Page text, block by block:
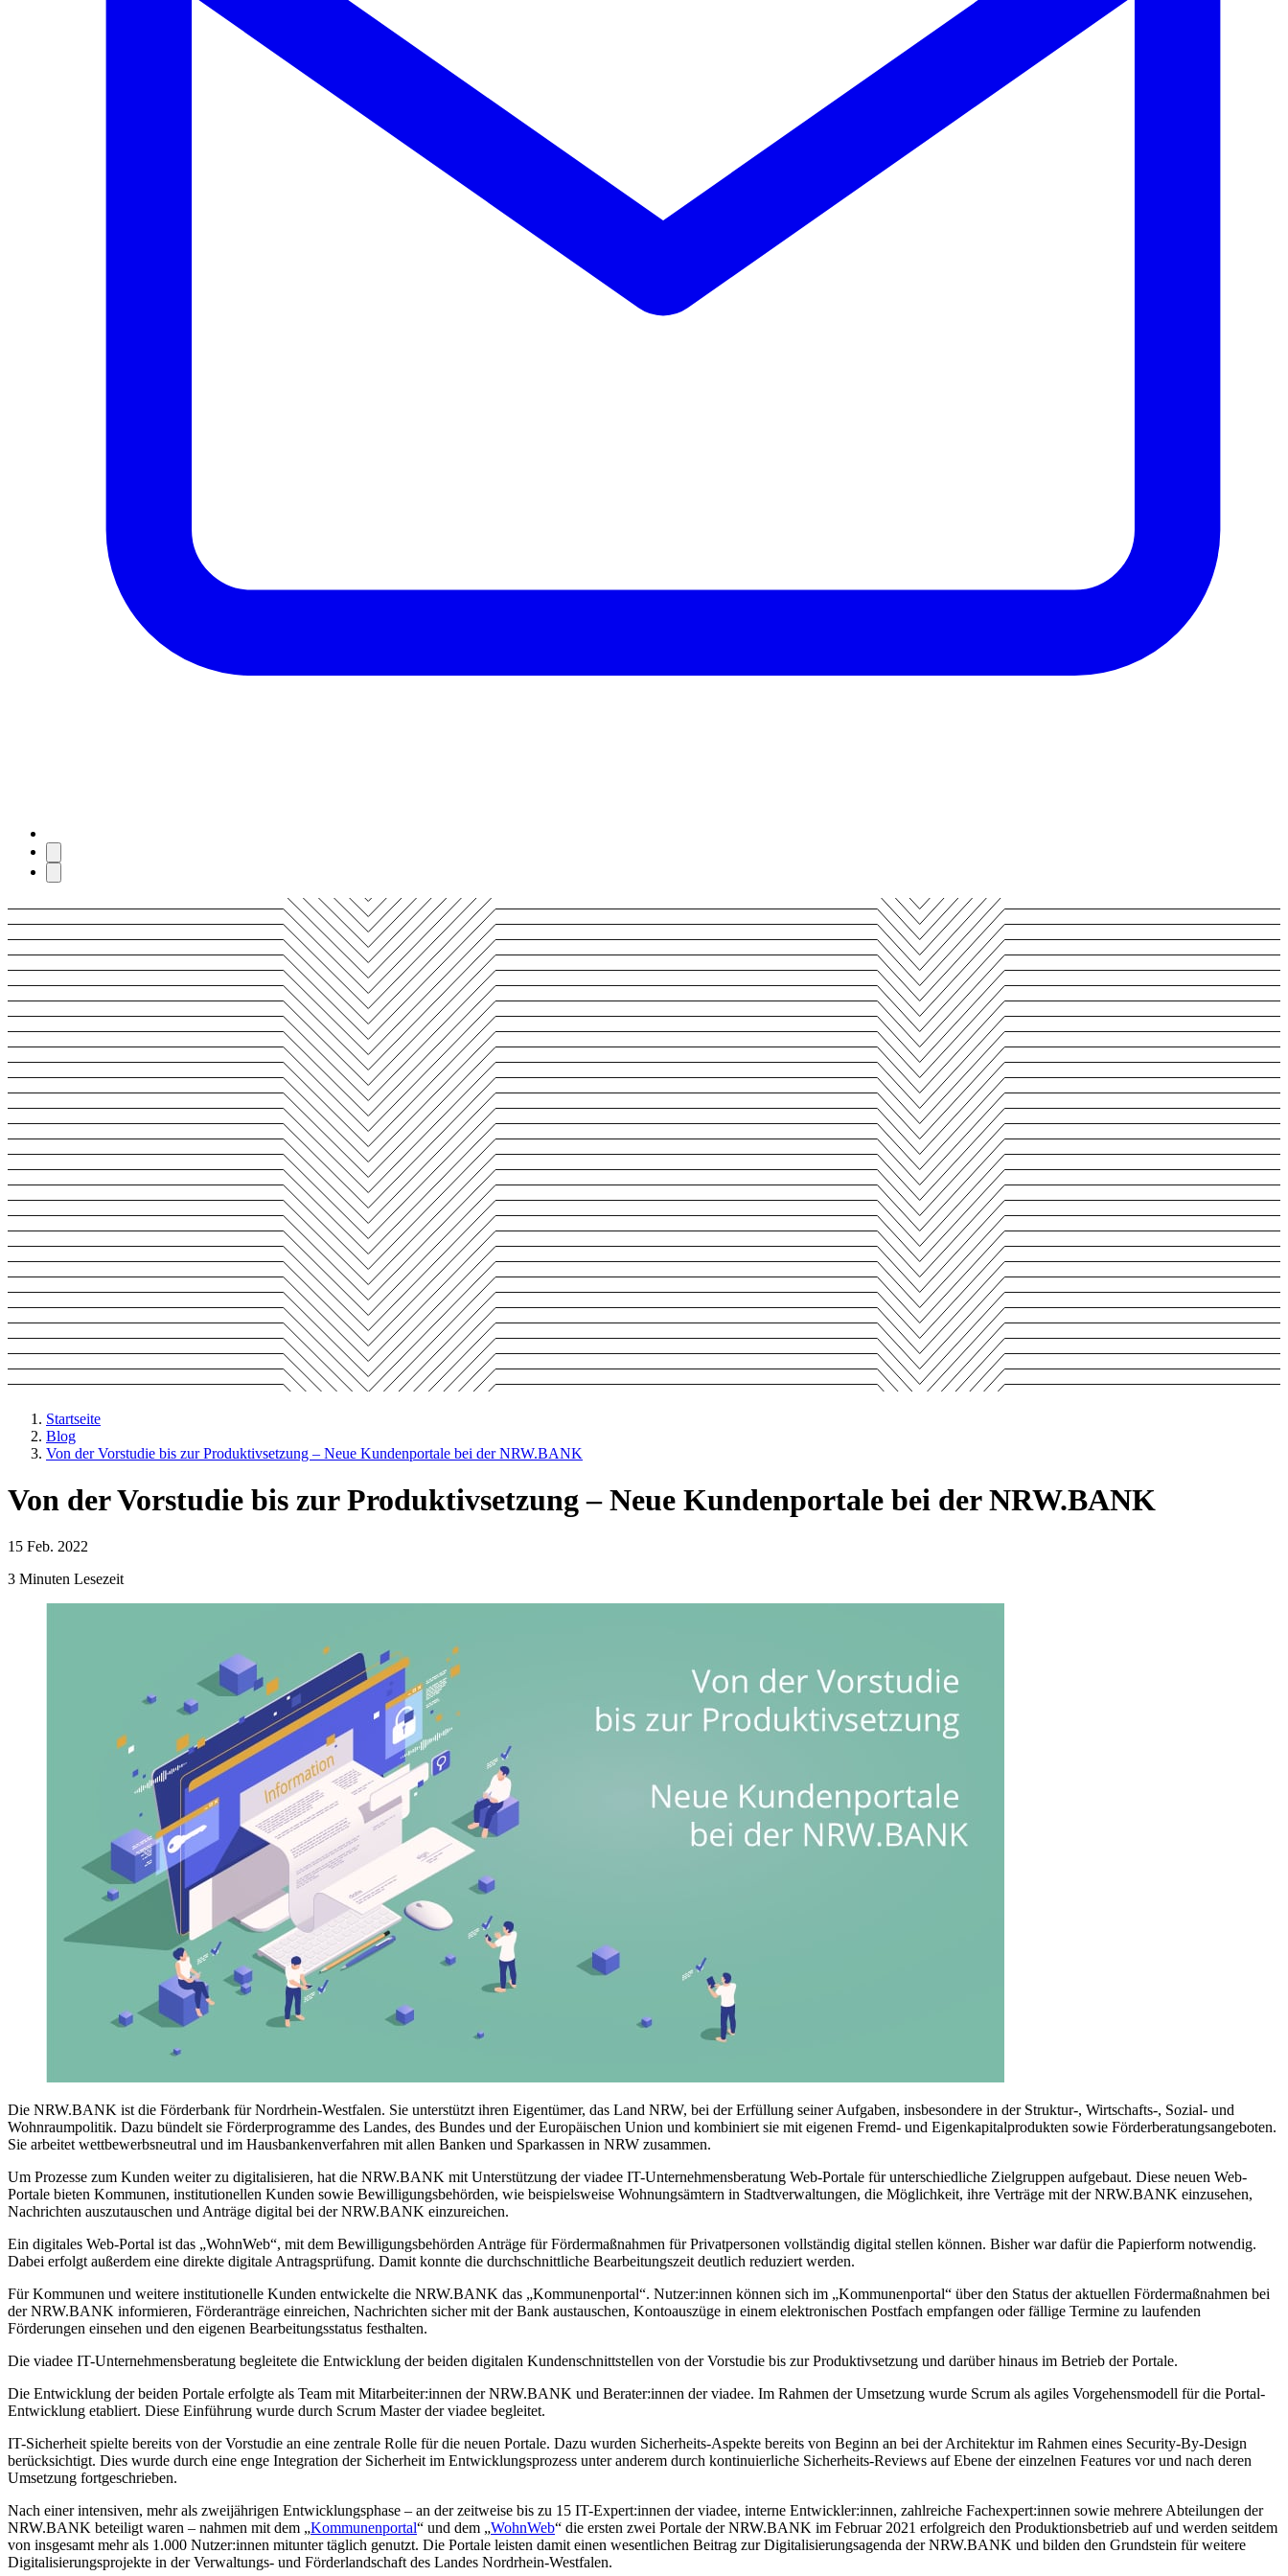
Startseite
Blog
Von der Vorstudie bis zur Produktivsetzung – Neue Kundenportale bei der NRW.BANK
Von der Vorstudie bis zur Produktivsetzung – Neue Kundenportale bei der NRW.BANK
15 Feb. 2022
3 Minuten Lesezeit
Die NRW.BANK ist die Förderbank für Nordrhein-Westfalen. Sie unterstützt ihren Eigentümer, das Land NRW, bei der Erfüllung seiner Aufgaben, insbesondere in der Struktur-, Wirtschafts-, Sozial- und
Wohnraumpolitik. Dazu bündelt sie Förderprogramme des Landes, des Bundes und der Europäischen Union und kombiniert sie mit eigenen Fremd- und Eigenkapitalprodukten sowie Förderberatungsangeboten.
Sie arbeitet wettbewerbsneutral und im Hausbankenverfahren mit allen Banken und Sparkassen in NRW zusammen.
Um Prozesse zum Kunden weiter zu digitalisieren, hat die NRW.BANK mit Unterstützung der viadee IT-Unternehmensberatung Web-Portale für unterschiedliche Zielgruppen aufgebaut. Diese neuen Web-
Portale bieten Kommunen, institutionellen Kunden sowie Bewilligungsbehörden, wie beispielsweise Wohnungsämtern in Stadtverwaltungen, die Möglichkeit, ihre Verträge mit der NRW.BANK einzusehen,
Nachrichten auszutauschen und Anträge digital bei der NRW.BANK einzureichen.
Ein digitales Web-Portal ist das „WohnWeb“, mit dem Bewilligungsbehörden Anträge für Fördermaßnahmen für Privatpersonen vollständig digital stellen können. Bisher war dafür die Papierform notwendig.
Dabei erfolgt außerdem eine direkte digitale Antragsprüfung. Damit konnte die durchschnittliche Bearbeitungszeit deutlich reduziert werden.
Für Kommunen und weitere institutionelle Kunden entwickelte die NRW.BANK das „Kommunenportal“. Nutzer:innen können sich im „Kommunenportal“ über den Status der aktuellen Fördermaßnahmen bei
der NRW.BANK informieren, Förderanträge einreichen, Nachrichten sicher mit der Bank austauschen, Kontoauszüge in einem elektronischen Postfach empfangen oder fällige Termine zu laufenden
Förderungen einsehen und den eigenen Bearbeitungsstatus festhalten.
Die viadee IT-Unternehmensberatung begleitete die Entwicklung der beiden digitalen Kundenschnittstellen von der Vorstudie bis zur Produktivsetzung und darüber hinaus im Betrieb der Portale.
Die Entwicklung der beiden Portale erfolgte als Team mit Mitarbeiter:innen der NRW.BANK und Berater:innen der viadee. Im Rahmen der Umsetzung wurde Scrum als agiles Vorgehensmodell für die Portal-
Entwicklung etabliert. Diese Einführung wurde durch Scrum Master der viadee begleitet.
IT-Sicherheit spielte bereits von der Vorstudie an eine zentrale Rolle für die neuen Portale. Dazu wurden Sicherheits-Aspekte bereits von Beginn an bei der Architektur im Rahmen eines Security-By-Design
berücksichtigt. Dies wurde durch eine enge Integration der Sicherheit im Entwicklungsprozess unter anderem durch kontinuierliche Sicherheits-Reviews auf Ebene der einzelnen Features vor und nach deren
Umsetzung fortgeschrieben.
Nach einer intensiven, mehr als zweijährigen Entwicklungsphase – an der zeitweise bis zu 15 IT-Expert:innen der viadee, interne Entwickler:innen, zahlreiche Fachexpert:innen sowie mehrere Abteilungen der
NRW.BANK beteiligt waren – nahmen mit dem „Kommunenportal“ und dem „WohnWeb“ die ersten zwei Portale der NRW.BANK im Februar 2021 erfolgreich den Produktionsbetrieb auf und werden seitdem
von insgesamt mehr als 1.000 Nutzer:innen mitunter täglich genutzt. Die Portale leisten damit einen wesentlichen Beitrag zur Digitalisierungsagenda der NRW.BANK und bilden den Grundstein für weitere
Digitalisierungsprojekte in der Verwaltungs- und Förderlandschaft des Landes Nordrhein-Westfalen.